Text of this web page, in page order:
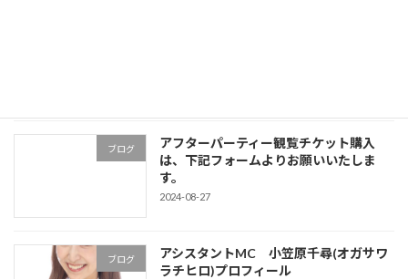
ブログ
アフターパーティー観覧チケット購入
は、下記フォームよりお願いいたしま
す。
2024-08-27
ブログ
アシスタントMC 小笠原千尋(オガサワ
ラチヒロ)プロフィール